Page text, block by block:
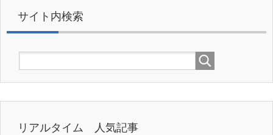
サイト内検索
リアルタイム 人気記事